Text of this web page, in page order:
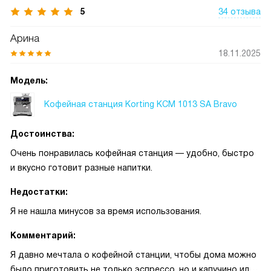
5 34 отзыва
Арина
18.11.2025
Модель:
Кофейная станция Korting KCM 1013 SA Bravo
Достоинства:
Очень понравилась кофейная станция — удобно, быстро
и вкусно готовит разные напитки.
Недостатки:
Я не нашла минусов за время использования.
Комментарий:
Я давно мечтала о кофейной станции, чтобы дома можно
было приготовить не только эспрессо, но и капучино или